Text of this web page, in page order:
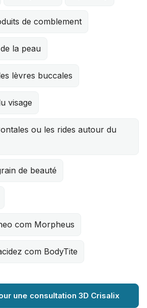
de comblement
la peau
lèvres buccales
visage
ou les rides autour du
de beauté
com Morpheus
com BodyTite
une consultation 3D Crisalix